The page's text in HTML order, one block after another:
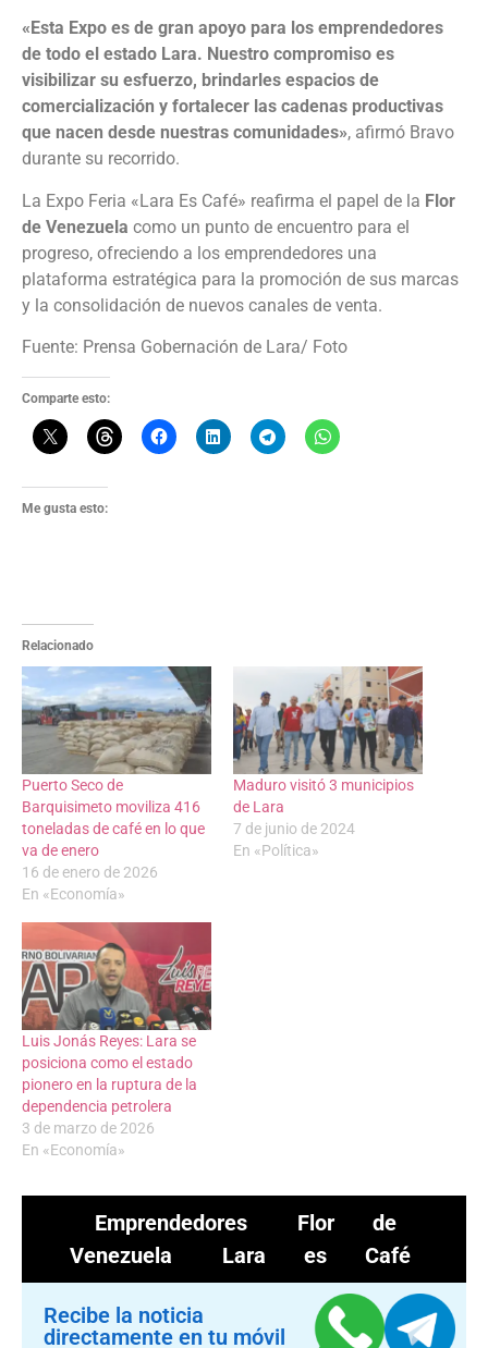
«Esta Expo es de gran apoyo para los emprendedores
de todo el estado Lara. Nuestro compromiso es
visibilizar su esfuerzo, brindarles espacios de
comercialización y fortalecer las cadenas productivas
que nacen desde nuestras comunidades», afirmó Bravo
durante su recorrido.
La Expo Feria «Lara Es Café» reafirma el papel de la Flor
de Venezuela como un punto de encuentro para el
progreso, ofreciendo a los emprendedores una
plataforma estratégica para la promoción de sus marcas
y la consolidación de nuevos canales de venta.
Fuente: Prensa Gobernación de Lara/ Foto
Comparte esto:
Me gusta esto:
Relacionado
Puerto Seco de
Barquisimeto moviliza 416
toneladas de café en lo que
va de enero
16 de enero de 2026
En «Economía»
Maduro visitó 3 municipios
de Lara
7 de junio de 2024
En «Política»
Luis Jonás Reyes: Lara se
posiciona como el estado
pionero en la ruptura de la
dependencia petrolera
3 de marzo de 2026
En «Economía»
Emprendedores
Flor de
Venezuela
Lara es Café
Recibe la noticia
directamente en tu móvil